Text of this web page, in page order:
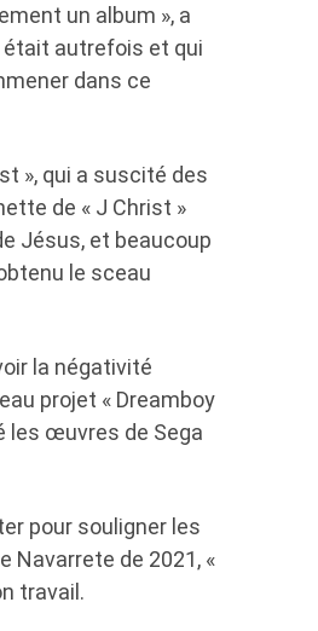
un album », a
était autrefois et qui
dans ce
», qui a suscité des
de « J Christ »
Jésus, et beaucoup
le sceau
la négativité
projet « Dreamboy
les œuvres de Sega
pour souligner les
Navarrete de 2021, «
travail.